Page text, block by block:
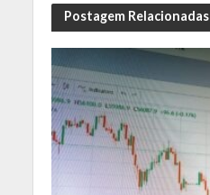
Postagem Relacionadas